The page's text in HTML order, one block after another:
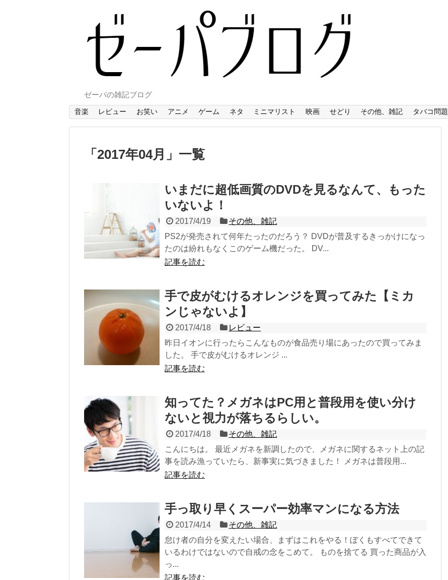
ゼーパの雑記ブログ
音楽 レビュー お笑い アニメ ゲーム ネタ ミニマリスト 映画 せどり その他、雑記 タバコ問題
「 2017年04月 」 一覧
いまだに超低画質のDVDを見るなんて、もった
いないよ！
2017/4/19
その他、雑記
PS2が発売されて何年たったのだろう？ DVDが普及するきっかけになっ
たのは紛れもなくこのゲーム機だった。 DV...
記事を読む
手で皮がむけるオレンジを買ってみた【ミカ
ンじゃないよ】
2017/4/18
レビュー
昨日イオンに行ったらこんなものが食品売り場にあったので買ってみま
した。 手で皮がむけるオレンジ ...
記事を読む
知ってた？メガネはPC用と普段用を使い分け
ないと視力が落ちるらしい。
2017/4/18
その他、雑記
こんにちは。 最近メガネを新調したので、メガネに関するネット上の記
事を読み漁っていたら、新事実に気づきました！ メガネは普段用...
記事を読む
手っ取り早くスーパー効率マンになる方法
2017/4/14
その他、雑記
怠け者の自分を変えたい場合、まずはこれをやる！ぼくもすべてできて
いるわけではないので自戒の念をこめて。 ものを捨てる 買った商品が入
っ...
記事を読む